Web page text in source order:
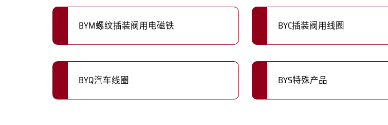
BYM螺纹插装阀用电磁铁 BYC插装阀用线圈
BYQ汽车线圈 BYS特殊产品